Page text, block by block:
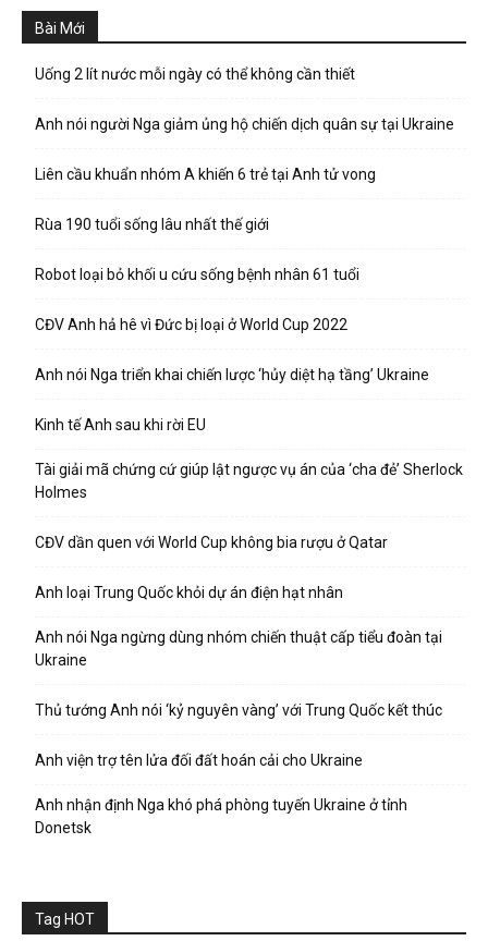
Bài Mới
Uống 2 lít nước mỗi ngày có thể không cần thiết
Anh nói người Nga giảm ủng hộ chiến dịch quân sự tại Ukraine
Liên cầu khuẩn nhóm A khiến 6 trẻ tại Anh tử vong
Rùa 190 tuổi sống lâu nhất thế giới
Robot loại bỏ khối u cứu sống bệnh nhân 61 tuổi
CĐV Anh hả hê vì Đức bị loại ở World Cup 2022
Anh nói Nga triển khai chiến lược ‘hủy diệt hạ tầng’ Ukraine
Kinh tế Anh sau khi rời EU
Tài giải mã chứng cứ giúp lật ngược vụ án của ‘cha đẻ’ Sherlock
Holmes
CĐV dần quen với World Cup không bia rượu ở Qatar
Anh loại Trung Quốc khỏi dự án điện hạt nhân
Anh nói Nga ngừng dùng nhóm chiến thuật cấp tiểu đoàn tại
Ukraine
Thủ tướng Anh nói ‘kỷ nguyên vàng’ với Trung Quốc kết thúc
Anh viện trợ tên lửa đối đất hoán cải cho Ukraine
Anh nhận định Nga khó phá phòng tuyến Ukraine ở tỉnh
Donetsk
Tag HOT